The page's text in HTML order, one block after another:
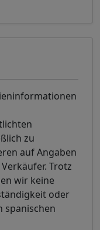
zu
auf Angaben
Trotz
wir keine
oder
spanischen